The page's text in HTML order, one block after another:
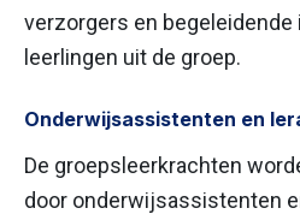
verzorgers en begeleidende
leerlingen uit de groep.
Onderwijsassistenten en
De groepsleerkrachten
door onderwijsassistenten